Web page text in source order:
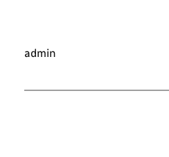
admin